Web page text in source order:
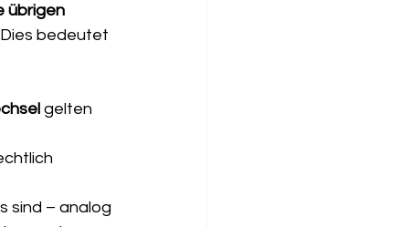
übrigen
Dies bedeutet
gelten
sind – analog